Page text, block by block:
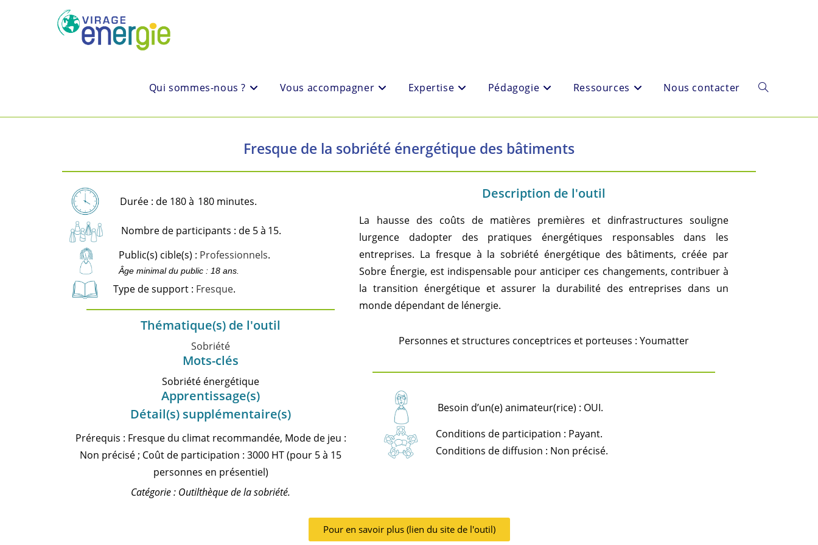
Qui sommes-nous ? Vous accompagner Expertise Pédagogie Ressources Nous contacter
Fresque de la sobriété énergétique des bâtiments
Durée : de 180 à 180 minutes.
Nombre de participants : de 5 à 15.
Public(s) cible(s) : Professionnels.
Âge minimal du public : 18 ans.
Type de support : Fresque.
Thématique(s) de l'outil
Sobriété
Mots-clés
Sobriété énergétique
Apprentissage(s)
Détail(s) supplémentaire(s)
Prérequis : Fresque du climat recommandée, Mode de jeu :
Non précisé ; Coût de participation : 3000 HT (pour 5 à 15
personnes en présentiel)
Catégorie : Outilthèque de la sobriété.
Description de l'outil
La hausse des coûts de matières premières et dinfrastructures souligne
lurgence dadopter des pratiques énergétiques responsables dans les
entreprises. La fresque à la sobriété énergétique des bâtiments, créée par
Sobre Énergie, est indispensable pour anticiper ces changements, contribuer à
la transition énergétique et assurer la durabilité des entreprises dans un
monde dépendant de lénergie.
Personnes et structures conceptrices et porteuses : Youmatter
Besoin d’un(e) animateur(rice) : OUI.
Conditions de participation : Payant.
Conditions de diffusion : Non précisé.
Pour en savoir plus (lien du site de l'outil)